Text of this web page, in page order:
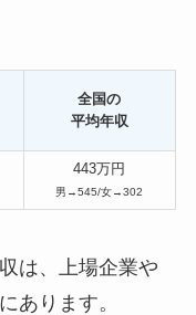
全国の
平均年収
443万円
男→545/女→302
は、上場企業や
あります。